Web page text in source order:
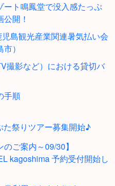
ート鳴鳳堂で没入感たっぷ
開！
島観光産業関連暑気払い会
）
撮影など）における貸切バ
手順
た祭りツアー募集開始♪
のご案内～09/30】
kagoshima 予約受付開始し